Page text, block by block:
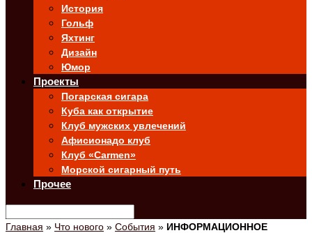
История
Гольф
Яхтинг
Дизайн
Юмор
Проекты
Погарская сигара
Куба как открытие
Клуб мужских увлечений
Афисионадо клуб
Клуб «Carmen»
Морской сигарный путь
Прочее
Главная » Что нового » События » ИНФОРМАЦИОННОЕ